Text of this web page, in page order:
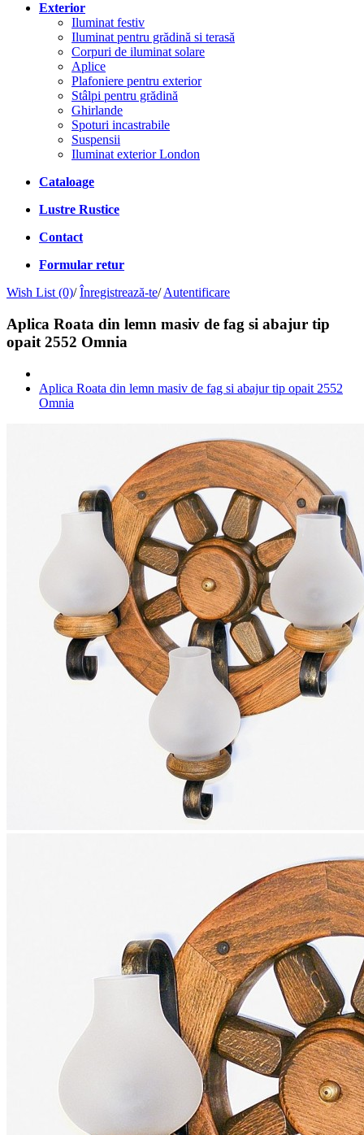
Exterior
Iluminat festiv
Iluminat pentru grădină si terasă
Corpuri de iluminat solare
Aplice
Plafoniere pentru exterior
Stâlpi pentru grădină
Ghirlande
Spoturi incastrabile
Suspensii
Iluminat exterior London
Cataloage
Lustre Rustice
Contact
Formular retur
Wish List (0)/ Înregistrează-te/ Autentificare
Aplica Roata din lemn masiv de fag si abajur tip
opait 2552 Omnia
Aplica Roata din lemn masiv de fag si abajur tip opait 2552
Omnia